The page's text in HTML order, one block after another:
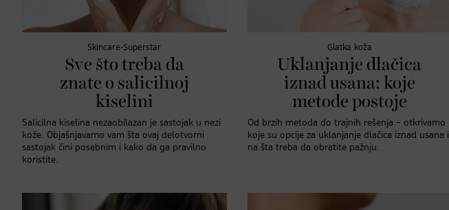
Skincare-Superstar
Sve što treba da
znate o salicilnoj
kiselini
Salicilna kiselina nezaobilazan je sastojak u nezi
kože. Objašnjavamo vam šta ovaj delotvorni
sastojak čini posebnim i kako da ga pravilno
koristite.
Glatka koža
Uklanjanje dlačica
iznad usana: koje
metode postoje
Od brzih metoda do trajnih rešenja – otkrivamo
koje su opcije za uklanjanje dlačica iznad usana i
na šta treba da obratite pažnju.